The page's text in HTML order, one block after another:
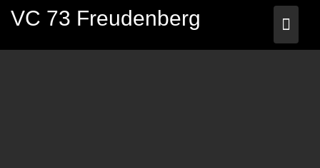
VC 73 Freudenberg